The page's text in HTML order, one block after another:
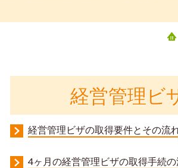
経営管理ビ
経営管理ビザの取得要件とその流れ
4ヶ月の経営管理ビザの取得手続